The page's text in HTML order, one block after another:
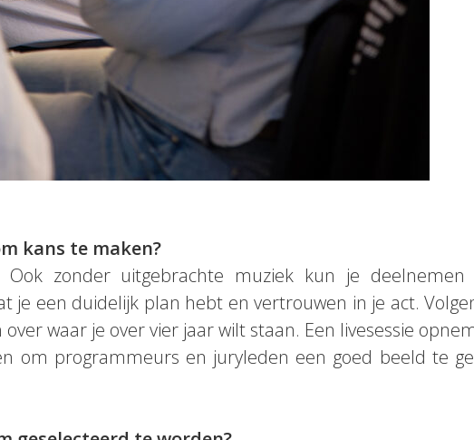
kans te maken?
zonder uitgebrachte muziek kun je
je een duidelijk plan hebt en vertrouwen in je act.
waar je over vier jaar wilt staan. Een livesessie
om programmeurs en juryleden een goed beeld te